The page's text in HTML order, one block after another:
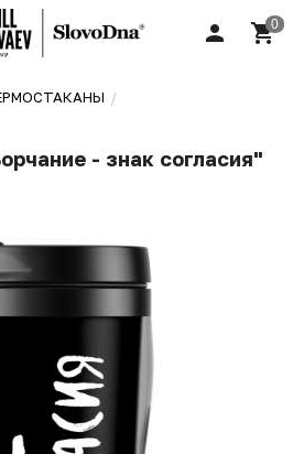
- знак согласия"